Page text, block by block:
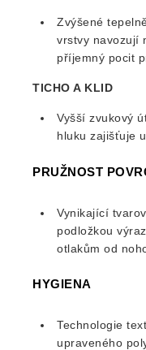
Zvýšené
vrstvy navozují
příjemný pocit
TICHO A KLID
Vyšší zvukový
hluku zajišťuje
PRUŽNOST
Vynikající
podložkou
otlakům od
HYGIENA
Technologie
upraveného